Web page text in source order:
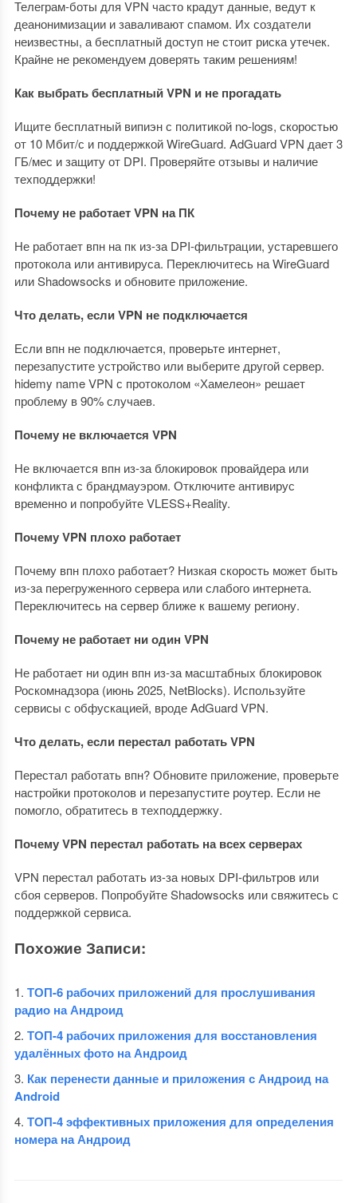
Телеграм-боты для VPN часто крадут данные, ведут к
деанонимизации и заваливают спамом. Их создатели
неизвестны, а бесплатный доступ не стоит риска утечек.
Крайне не рекомендуем доверять таким решениям!
Как выбрать бесплатный VPN и не прогадать
Ищите бесплатный випиэн с политикой no-logs, скоростью
от 10 Мбит/с и поддержкой WireGuard. AdGuard VPN дает 3
ГБ/мес и защиту от DPI. Проверяйте отзывы и наличие
техподдержки!
Почему не работает VPN на ПК
Не работает впн на пк из-за DPI-фильтрации, устаревшего
протокола или антивируса. Переключитесь на WireGuard
или Shadowsocks и обновите приложение.
Что делать, если VPN не подключается
Если впн не подключается, проверьте интернет,
перезапустите устройство или выберите другой сервер.
hidemy name VPN с протоколом «Хамелеон» решает
проблему в 90% случаев.
Почему не включается VPN
Не включается впн из-за блокировок провайдера или
конфликта с брандмауэром. Отключите антивирус
временно и попробуйте VLESS+Reality.
Почему VPN плохо работает
Почему впн плохо работает? Низкая скорость может быть
из-за перегруженного сервера или слабого интернета.
Переключитесь на сервер ближе к вашему региону.
Почему не работает ни один VPN
Не работает ни один впн из-за масштабных блокировок
Роскомнадзора (июнь 2025, NetBlocks). Используйте
сервисы с обфускацией, вроде AdGuard VPN.
Что делать, если перестал работать VPN
Перестал работать впн? Обновите приложение, проверьте
настройки протоколов и перезапустите роутер. Если не
помогло, обратитесь в техподдержку.
Почему VPN перестал работать на всех серверах
VPN перестал работать из-за новых DPI-фильтров или
сбоя серверов. Попробуйте Shadowsocks или свяжитесь с
поддержкой сервиса.
Похожие Записи:
ТОП-6 рабочих приложений для прослушивания
радио на Андроид
ТОП-4 рабочих приложения для восстановления
удалённых фото на Андроид
Как перенести данные и приложения с Андроид на
Android
ТОП-4 эффективных приложения для определения
номера на Андроид